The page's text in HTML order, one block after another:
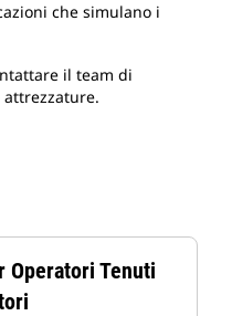
che simulano i
il team di
Operatori Tenuti